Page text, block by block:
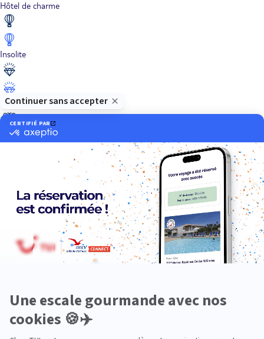
Hôtel de charme
Insolite
Luxe
Neige
Plongée
Premium